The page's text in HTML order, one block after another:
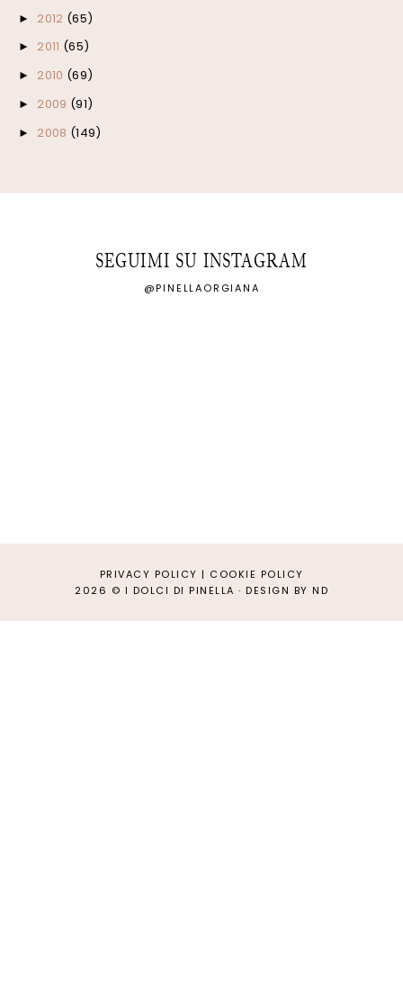
► 2012 (65)
► 2011 (65)
► 2010 (69)
► 2009 (91)
► 2008 (149)
SEGUIMI SU INSTAGRAM
@PINELLAORGIANA
PRIVACY POLICY | COOKIE POLICY
2026 © I DOLCI DI PINELLA · DESIGN BY ND